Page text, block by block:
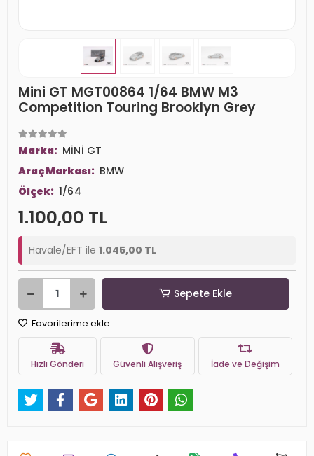
Mini GT MGT00864 1/64 BMW M3
Competition Touring Brooklyn Grey
Marka: MİNİ GT
Araç Markası: BMW
Ölçek: 1/64
1.100,00 TL
Havale/EFT ile 1.045,00 TL
Sepete Ekle
Favorilerime ekle
Hızlı Gönderi Güvenli Alışveriş İade ve Değişim